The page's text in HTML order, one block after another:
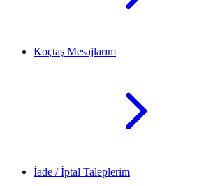
Koçtaş Mesajlarım
İade / İptal Taleplerim